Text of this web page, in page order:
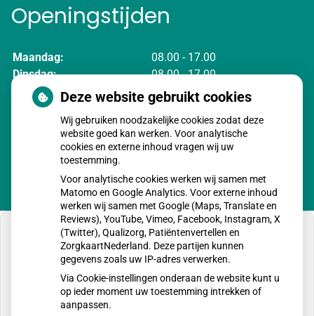
Openingstijden
Maandag:
08.00 - 17.00
Dinsdag:
08.00 - 17.00
Woensdag:
08.00 - 17.00
Donderdag:
08.00 - 17.00
08.00 - 17.00
U heeft geen toestemming gegeven voor
externe inhoud die nodig is om dit te zien.
Cookie-instellingen wijzigen
Deze website gebruikt cookies
Wij gebruiken noodzakelijke cookies zodat deze
website goed kan werken. Voor analytische
cookies en externe inhoud vragen wij uw
toestemming.
Voor analytische cookies werken wij samen met
Matomo en Google Analytics. Voor externe inhoud
werken wij samen met Google (Maps, Translate en
Reviews), YouTube, Vimeo, Facebook, Instagram, X
(Twitter), Qualizorg, Patiëntenvertellen en
ZorgkaartNederland. Deze partijen kunnen
gegevens zoals uw IP-adres verwerken.
Via Cookie-instellingen onderaan de website kunt u
op ieder moment uw toestemming intrekken of
aanpassen.